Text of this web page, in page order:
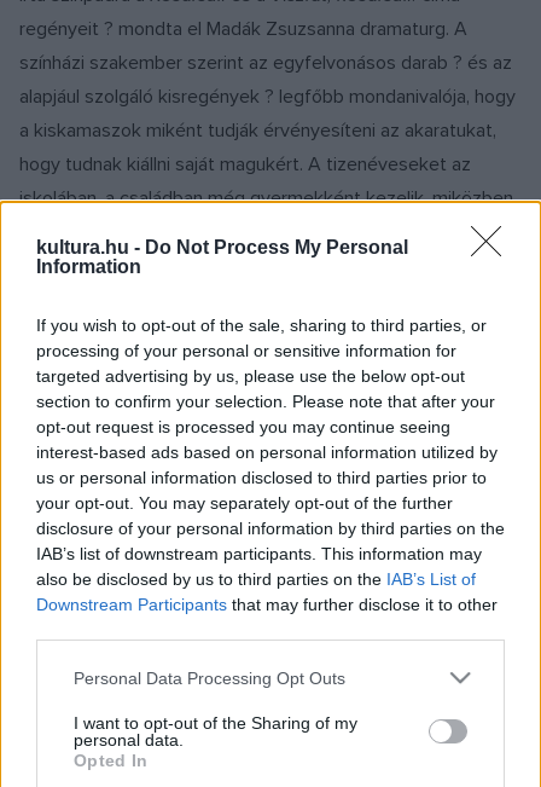
kultura.hu - Do Not Process My Personal
Information
If you wish to opt-out of the sale, sharing to third parties, or
processing of your personal or sensitive information for
targeted advertising by us, please use the below opt-out
section to confirm your selection. Please note that after your
opt-out request is processed you may continue seeing
interest-based ads based on personal information utilized by
us or personal information disclosed to third parties prior to
your opt-out. You may separately opt-out of the further
disclosure of your personal information by third parties on the
IAB’s list of downstream participants. This information may
also be disclosed by us to third parties on the IAB’s List of
Downstream Participants that may further disclose it to other
Please note that this website/app uses one or more Google
not limited to your visit or usage behaviour. You may click to
grant or deny consent to Google and its third-party tags to
use your data for below specified purposes in below Google
Personal Data Processing Opt Outs
I want to opt-out of the Sharing of my
personal data.
Opted In
regényeit ? mondta el Madák Zsuzsanna dramaturg. A
színházi szakember szerint az egyfelvonásos darab ? és az
alapjául szolgáló kisregények ? legfőbb mondanivalója, hogy
a kiskamaszok miként tudják érvényesíteni az akaratukat,
hogy tudnak kiállni saját magukért. A tizenéveseket az
iskolában, a családban még gyermekként kezelik, miközben
ők már egészen másként látják a világot, mint a szüleik, a
tanáraik vagy akár a kortársaik ? mutatott rá Madák
A történet valós helyszínen, az egykori nagykapornaki
kosársuliban játszódik. Az ?egy félidős játékban? a
tizenhárom-tizennégy éves gyermekek mindennapjai,
problémái kerülnek fókuszba ? ismertette Naszlady Éva, a
darab rendezője.
ezúttal a lánycsapat szállt harcba a bajnoki címért, de a kupa
elnyerése mellett egyéb konfliktusok is adódnak. Az egyik